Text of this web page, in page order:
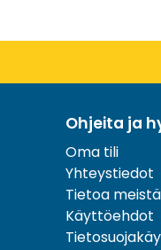
Ohjeita ja
Oma tili
Yhteystiedot
Tietoa meistä
Käyttöehdot